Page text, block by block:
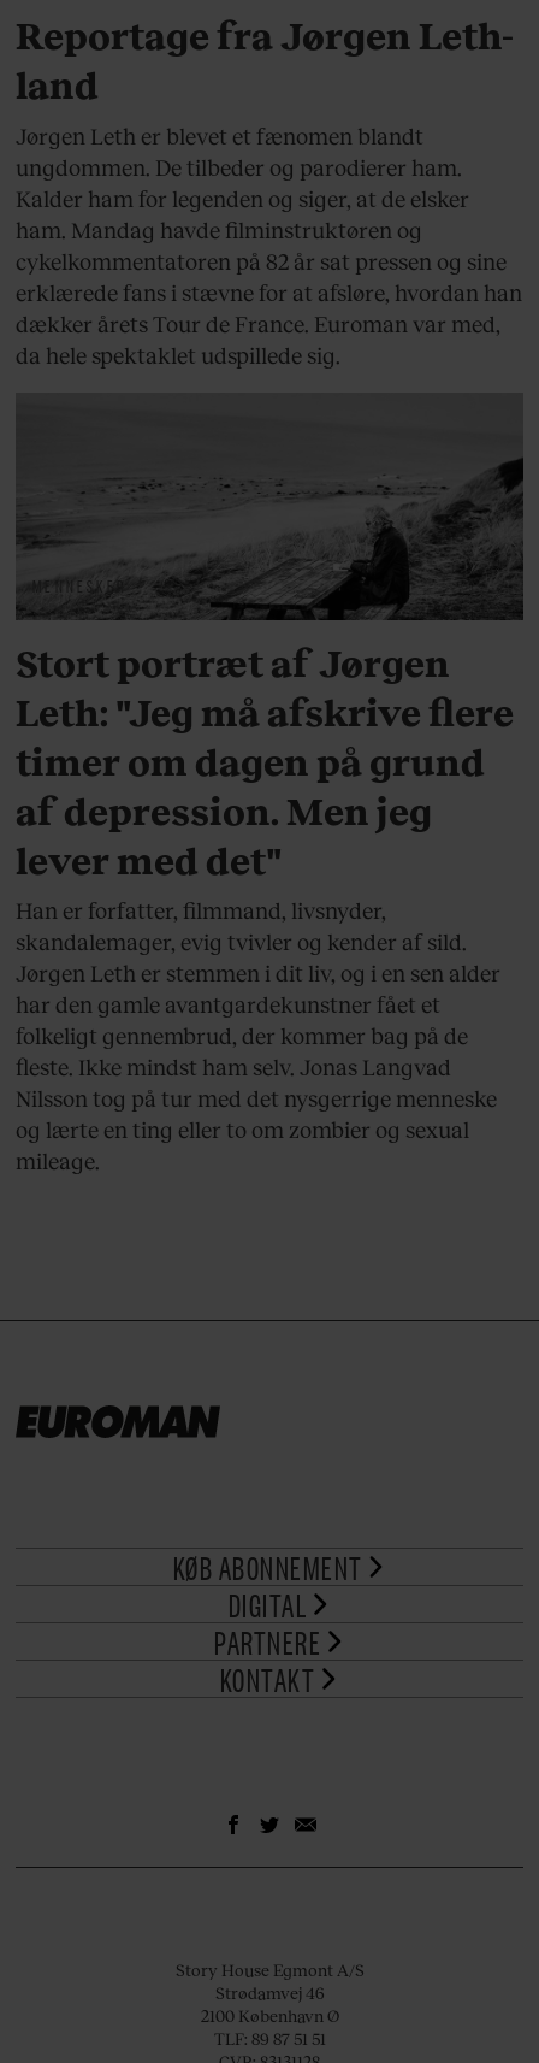
Reportage fra Jørgen Leth-
land
Jørgen Leth er blevet et fænomen blandt
ungdommen. De tilbeder og parodierer ham.
Kalder ham for legenden og siger, at de elsker
ham. Mandag havde filminstruktøren og
cykelkommentatoren på 82 år sat pressen og sine
erklærede fans i stævne for at afsløre, hvordan han
dækker årets Tour de France. Euroman var med,
da hele spektaklet udspillede sig.
MENNESKER
Stort portræt af Jørgen
Leth: "Jeg må afskrive flere
timer om dagen på grund
af depression. Men jeg
lever med det"
Han er forfatter, filmmand, livsnyder,
skandalemager, evig tvivler og kender af sild.
Jørgen Leth er stemmen i dit liv, og i en sen alder
har den gamle avantgardekunstner fået et
folkeligt gennembrud, der kommer bag på de
fleste. Ikke mindst ham selv. Jonas Langvad
Nilsson tog på tur med det nysgerrige menneske
og lærte en ting eller to om zombier og sexual
mileage.
KØB ABONNEMENT
DIGITAL
PARTNERE
KONTAKT
Story House Egmont A/S
Strødamvej 46
2100 København Ø
TLF: 89 87 51 51